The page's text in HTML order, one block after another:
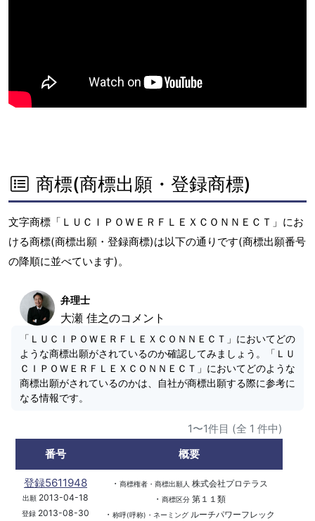
商標(商標出願・登録商標)
文字商標「ＬＵＣＩＰＯＷＥＲＦＬＥＸＣＯＮＮＥＣＴ」にお
ける商標(商標出願・登録商標)は以下の通りです(商標出願番号
の降順に並べています)。
弁理士
大瀬 佳之のコメント
「ＬＵＣＩＰＯＷＥＲＦＬＥＸＣＯＮＮＥＣＴ」においてどの
ような商標出願がされているのか確認してみましょう。「ＬＵ
ＣＩＰＯＷＥＲＦＬＥＸＣＯＮＮＥＣＴ」においてどのような
商標出願がされているのかは、自社が商標出願する際に参考に
なる情報です。
1〜1件目 (全 1 件中)
番号
概要
登録5611948
出願 2013-04-18
登録 2013-08-30
・ 商標権者・商標出願人 株式会社プロテラス
・ 商標区分第１１類
・ 称呼(呼称)・ネーミングルーチパワーフレック